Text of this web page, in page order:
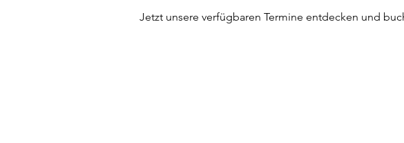
Jetzt unsere verfügbaren Termine entdecken und